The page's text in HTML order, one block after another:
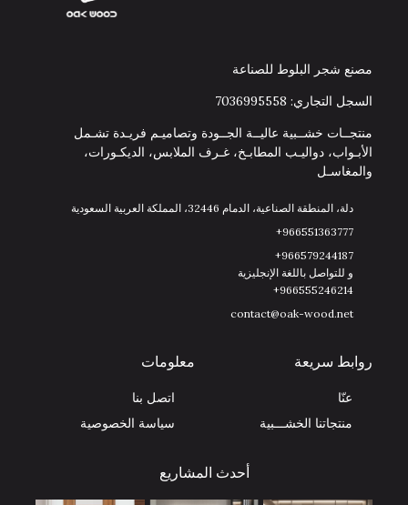
مصنع شجر البلوط للصناعة
السجل التجاري: 7036995558
منتجــات خشــبية عاليــة الجــودة وتصاميـم فريـدة تشـمل
الأبـواب، دواليـب المطابـخ، غـرف الملابس، الديكـورات،
والمغاسـل
دلة، المنطقة الصناعية، الدمام 32446، المملكة العربية السعودية
966551363777+
966579244187+
و للتواصل باللغة الإنجليزية
966555246214+
contact@oak-wood.net
روابط سريعة
عنّا
منتجاتنا الخشـــبية
معلومات
اتصل بنا
سياسة الخصوصية
أحدث المشاريع